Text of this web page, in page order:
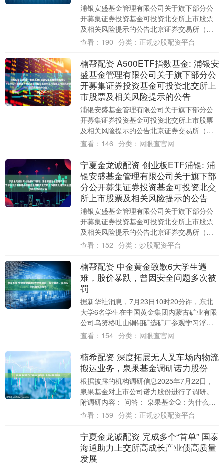
浦银安盛基金管理有限公司关于旗下部分公
开募集证券投资基金可投资北交所上市股票
及相关风险提示的公告北京证券交易所（以
下简称“北交所”）上市的股票是国内依法发行
查看： 190 分类： 正规炒股配资平台
楠帮配资 A500ETF指数基金: 浦银安
盛基金管理有限公司关于旗下部分公
开募集证券投资基金可投资北交所上
市股票及相关风险提示的公告
浦银安盛基金管理有限公司关于旗下部分公
开募集证券投资基金可投资北交所上市股票
及相关风险提示的公告北京证券交易所（以
下简称“北交所”）上市的股票是国内依法发行
查看： 146 分类： 网眼查官网
宁夏金龙诚配资 创业板ETF浦银: 浦
银安盛基金管理有限公司关于旗下部
分公开募集证券投资基金可投资北交
所上市股票及相关风险提示的公告
浦银安盛基金管理有限公司关于旗下部分公
开募集证券投资基金可投资北交所上市股票
及相关风险提示的公告北京证券交易所（以
下简称“北交所”）上市的股票是国内依法发行
查看： 152 分类： 炒股配资平台
楠帮配资 中金黄金致歉6大学生遇
难，股价暴跌，曾因安全问题多次被
罚
据新华社消息，7月23日10时20分许，东北
大学6名学生在中国黄金集团内蒙古矿业有限
公司乌努格吐山铜钼矿选矿厂参观学习浮选
工艺过程中，因格栅板脱落坠入浮选槽。
查看： 154 分类： 网眼查官网
楠希配资 深度拓展无人叉车场内物流
搬运业务，泉果基金调研诺力股份
根据披露的机构调研信息2025年7月22日，
泉果基金对上市公司诺力股份进行了调研。
附调研内容： 问答： 泉果基金Q：为什么做
具身智能搬运机器人？ A：我们公司....
查看： 159 分类： 正规炒股配资平台
宁夏金龙诚配资 完成多个“首单” 国泰
海通助力上交所高成长产业债高质量
发展